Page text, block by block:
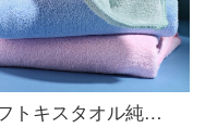
ソフトキスタオル純綿顔を洗う家庭用綿丸ごと柔軟に髪の毛を拭いて乾かします。ガーゼ大人は水を吸わないと毛色が落ちません。35*75 cmピンクのスカーフ30*30 cm 35*75